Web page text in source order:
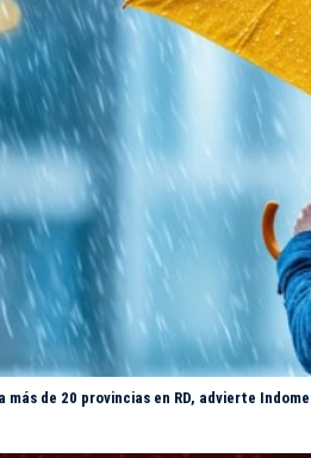
de 20 provincias en RD, advierte